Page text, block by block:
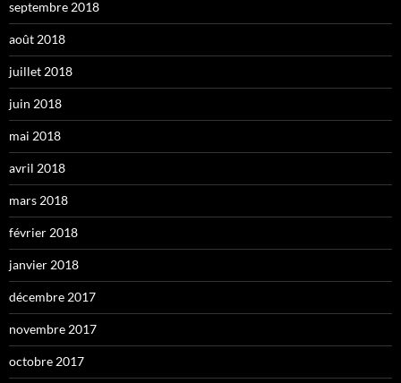
septembre 2018
août 2018
juillet 2018
juin 2018
mai 2018
avril 2018
mars 2018
février 2018
janvier 2018
décembre 2017
novembre 2017
octobre 2017